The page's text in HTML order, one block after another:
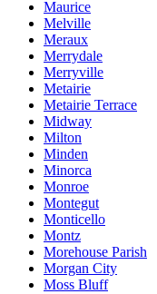
Maurice
Melville
Meraux
Merrydale
Merryville
Metairie
Metairie Terrace
Midway
Milton
Minden
Minorca
Monroe
Montegut
Monticello
Montz
Morehouse Parish
Morgan City
Moss Bluff